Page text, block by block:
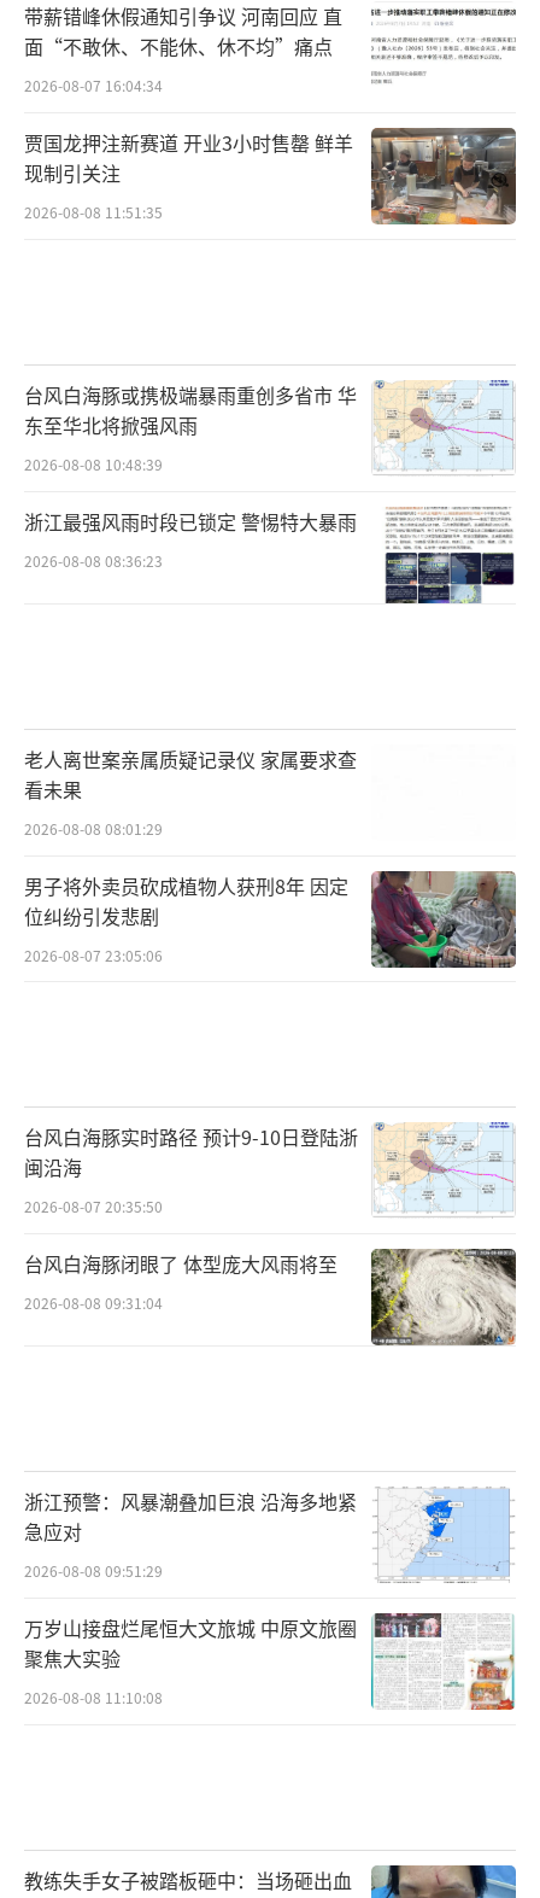
加工厂位于岩汪湖镇黄芦山村，门口挂
着“汉寿县森湘种养专业合作社”的牌子。工
商信息显示，该社成员可开展水稻、龙虾、水
产养殖（不含水生、野生动物及国家禁止类项
目）；开展种植、养殖技术交流和信息咨询服
务。2022年7月，其已被汉寿县市场监管局列为
牌。经营范围包含：水产品批发、零售。
岩汪湖镇黄芦山村里的福寿螺加工厂，工
加工厂弥漫着腥臭味，地上一摊摊乳白色
污水。赵明明紧跟着记者，现场十余名工人都
断有人拉着满满一筐螺肉前来，倒在桌上。筛
好的螺肉被人铲进塑料筐，按每筐30斤的规格
称重，再送入加工厂深处的几个大型冷库中。
记者进入的一个冷库中，摆放着上百筐冻
螺肉，和一些小规格塑封包装的蚌肉。赵明明
赵明明称，现场的这些螺肉是田螺和福寿
螺肉混掺。但根据前述生物学特征，实际上现
场的几乎所有的螺肉都是福寿螺，大小不一，
部分还带有粉红的卵巢残块。这些加工好的冻
螺肉，有些被批发去农贸市场，更多的是下游
厂商直接派车来拉货。“像有预制菜的厂家，
当记者索要第三方检测报告时，张军称，
需要可以找人开具，但要加税点，“我们卖了
这么多年都没开过，还是照样卖。但我知道有
人要，食品厂要，前几天成都的一家饭店刚问
我要。”
他给记者发来了两份近期刚做的有关寄生
厂”——和前述两家企业均为同一法定代表人。
带薪错峰休假通知引争议 河南回应 直
面“不敢休、不能休、休不均”痛点
2026-08-07 16:04:34
贾国龙押注新赛道 开业3小时售罄 鲜羊
现制引关注
2026-08-08 11:51:35
台风白海豚或携极端暴雨重创多省市 华
东至华北将掀强风雨
2026-08-08 10:48:39
浙江最强风雨时段已锁定 警惕特大暴雨
2026-08-08 08:36:23
老人离世案亲属质疑记录仪 家属要求查
看未果
2026-08-08 08:01:29
男子将外卖员砍成植物人获刑8年 因定
位纠纷引发悲剧
2026-08-07 23:05:06
台风白海豚实时路径 预计9-10日登陆浙
闽沿海
2026-08-07 20:35:50
台风白海豚闭眼了 体型庞大风雨将至
2026-08-08 09:31:04
浙江预警：风暴潮叠加巨浪 沿海多地紧
急应对
2026-08-08 09:51:29
万岁山接盘烂尾恒大文旅城 中原文旅圈
聚焦大实验
2026-08-08 11:10:08
教练失手女子被踏板砸中：当场砸出血